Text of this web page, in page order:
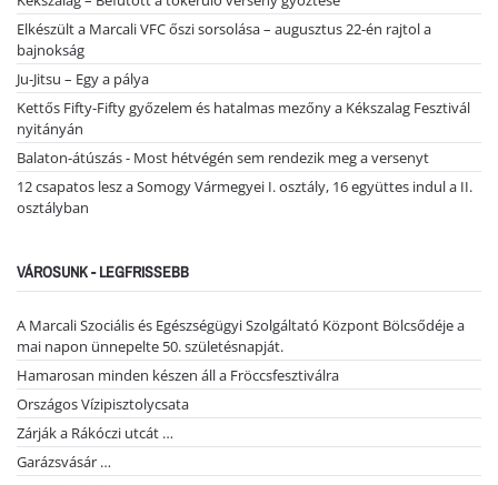
Elkészült a Marcali VFC őszi sorsolása – augusztus 22-én rajtol a
bajnokság
Ju-Jitsu – Egy a pálya
Kettős Fifty-Fifty győzelem és hatalmas mezőny a Kékszalag Fesztivál
nyitányán
Balaton-átúszás - Most hétvégén sem rendezik meg a versenyt
12 csapatos lesz a Somogy Vármegyei I. osztály, 16 együttes indul a II.
osztályban
VÁROSUNK - LEGFRISSEBB
A Marcali Szociális és Egészségügyi Szolgáltató Központ Bölcsődéje a
mai napon ünnepelte 50. születésnapját.
Hamarosan minden készen áll a Fröccsfesztiválra
Országos Vízipisztolycsata
Zárják a Rákóczi utcát …
Garázsvásár …